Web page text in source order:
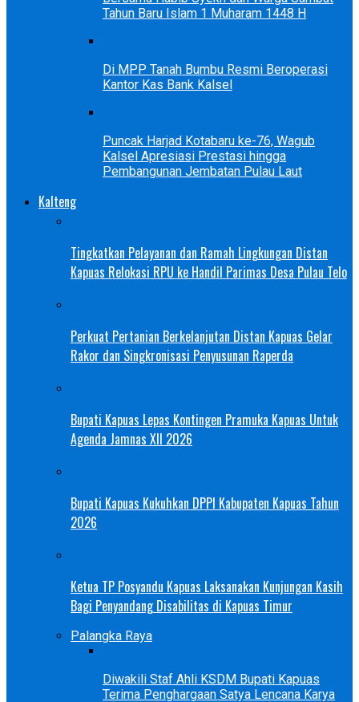
Tahun Baru Islam 1 Muharam 1448 H
Di MPP Tanah Bumbu Resmi Beroperasi
Kantor Kas Bank Kalsel
Puncak Harjad Kotabaru ke-76, Wagub
Kalsel Apresiasi Prestasi hingga
Pembangunan Jembatan Pulau Laut
Kalteng
Tingkatkan Pelayanan dan Ramah Lingkungan Distan
Kapuas Relokasi RPU ke Handil Parimas Desa Pulau Telo
Perkuat Pertanian Berkelanjutan Distan Kapuas Gelar
Rakor dan Singkronisasi Penyusunan Raperda
Bupati Kapuas Lepas Kontingen Pramuka Kapuas Untuk
Agenda Jamnas XII 2026
Bupati Kapuas Kukuhkan DPPI Kabupaten Kapuas Tahun
2026
Ketua TP Posyandu Kapuas Laksanakan Kunjungan Kasih
Bagi Penyandang Disabilitas di Kapuas Timur
Palangka Raya
Diwakili Staf Ahli KSDM Bupati Kapuas
Terima Penghargaan Satya Lencana Karya